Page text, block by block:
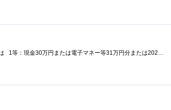
2024（令和6）年用お年玉付年賀はがき・年賀切手当せん番号 は 1等：現金30万円または電子マネー等31万円分または2023年発行特殊切手集＆現金...